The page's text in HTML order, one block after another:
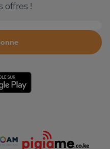
offres !